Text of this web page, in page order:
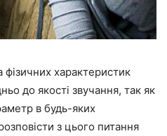
фізичних характеристик
до якості звучання, так як
в будь-яких
з цього питання